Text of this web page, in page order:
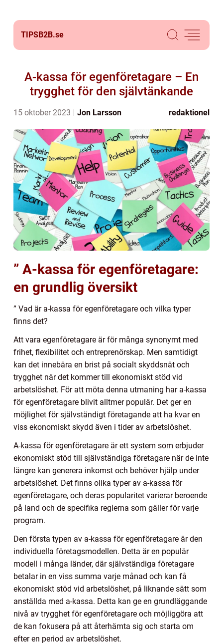
TIPSB2B.se
A-kassa för egenföretagare – En
trygghet för den självtänkande
15 oktober 2023 Jon Larsson redaktionel
” A-kassa för egenföretagare:
en grundlig översikt
” Vad är a-kassa för egenföretagare och vilka typer
finns det?
Att vara egenföretagare är för många synonymt med
frihet, flexibilitet och entreprenörskap. Men samtidigt
kan det innebära en brist på socialt skyddsnät och
trygghet när det kommer till ekonomiskt stöd vid
arbetslöshet. För att möta denna utmaning har a-kassa
för egenföretagare blivit alltmer populär. Det ger en
möjlighet för självständigt företagande att ha kvar en
viss ekonomiskt skydd även i tider av arbetslöshet.
A-kassa för egenföretagare är ett system som erbjuder
ekonomiskt stöd till självständiga företagare när de inte
längre kan generera inkomst och behöver hjälp under
arbetslöshet. Det finns olika typer av a-kassa för
egenföretagare, och deras popularitet varierar beroende
på land och de specifika reglerna som gäller för varje
program.
Den första typen av a-kassa för egenföretagare är den
individuella företagsmodellen. Detta är en populär
modell i många länder, där självständiga företagare
betalar in en viss summa varje månad och kan få
ekonomiskt stöd vid arbetslöshet, på liknande sätt som
anställda med a-kassa. Detta kan ge en grundläggande
nivå av trygghet för egenföretagare och möjliggöra att
de kan fokusera på att återhämta sig och starta om
efter en period av arbetslöshet.